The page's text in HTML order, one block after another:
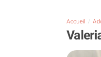
Accueil